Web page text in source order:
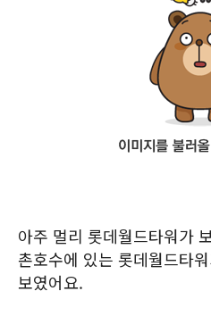
아주 멀리 롯데월드타워가
촌호수에 있는 롯데월드타
보였어요.